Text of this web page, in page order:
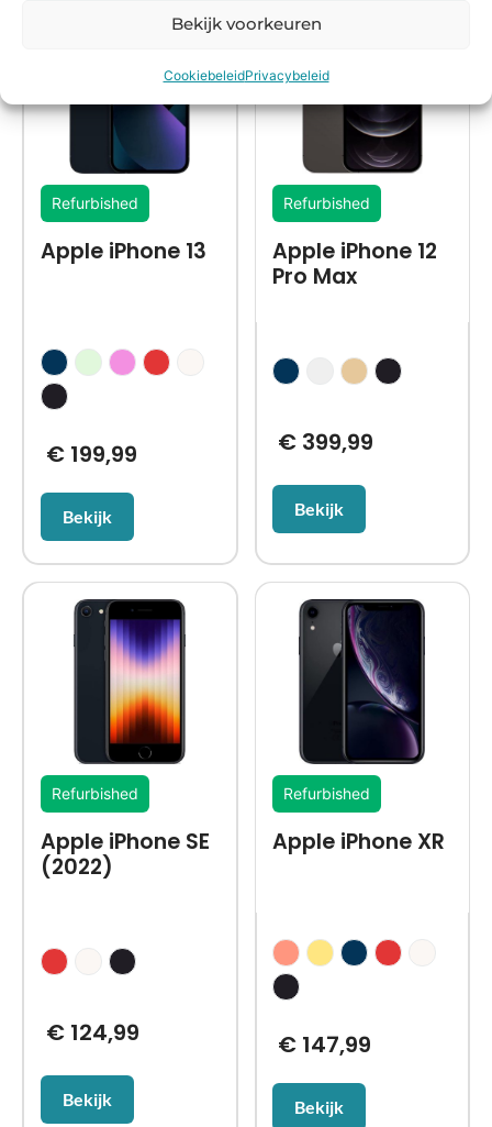
Bekijk voorkeuren
CookiebeleidPrivacybeleid
Refurbished
Apple iPhone 13
€199,99
Bekijk
Refurbished
Apple iPhone 12
Pro Max
€ 399,99
Bekijk
Refurbished
Apple iPhone SE
(2022)
€124,99
Bekijk
Refurbished
Apple iPhone XR
€ 147,99
Bekijk